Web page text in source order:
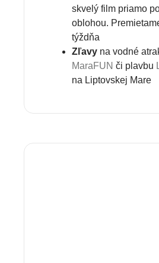
skvelý film priamo
oblohou.
týždňa
Zľavy na vodné
MaraFUN či plavbu
na Liptovskej Mare